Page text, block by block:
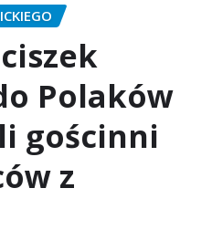
Polaków
gościnni
z